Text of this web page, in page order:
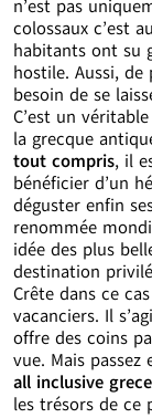
n’est pas
colossaux c’est
habitants ont su
hostile. Aussi, de
besoin de se
C’est un
la grecque
tout compris, il
bénéficier d’un
déguster enfin
renommée
idée des plus
destination
Crête dans ce
vacanciers. Il
offre des coins
vue. Mais
all inclusive grece
les trésors de ce